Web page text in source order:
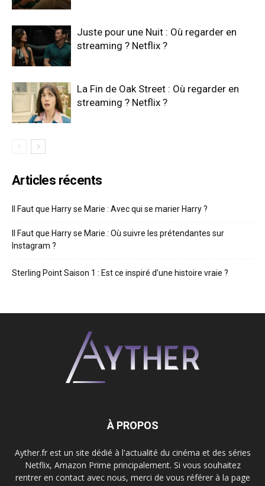
Juste pour une Nuit : Où regarder en
streaming ? Netflix ?
La Fin de Oak Street : Où regarder en
streaming ? Netflix ?
Articles récents
Il Faut que Harry se Marie : Avec qui se marier Harry ?
Il Faut que Harry se Marie : Où suivre les prétendantes sur
Instagram ?
Sterling Point Saison 1 : Est ce inspiré d’une histoire vraie ?
À PROPOS
Ayther.fr est un site dédié à l'actualité du cinéma et des séries
Netflix, Amazon Prime principalement. Si vous souhaitez
rentrer en contact avec nous, merci de vous référer à la page